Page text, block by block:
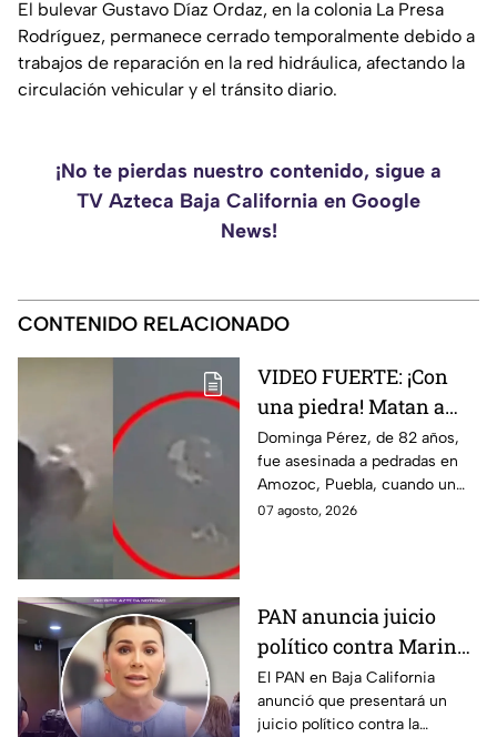
El bulevar Gustavo Díaz Ordaz, en la colonia La Presa
Rodríguez, permanece cerrado temporalmente debido a
trabajos de reparación en la red hidráulica, afectando la
circulación vehicular y el tránsito diario.
¡No te pierdas nuestro contenido, sigue a
TV Azteca Baja California en Google
News!
CONTENIDO RELACIONADO
VIDEO FUERTE: ¡Con
una piedra! Matan a
vendedora de cemitas
de 82 años mientras iba
a su casa
Dominga Pérez, de 82 años,
fue asesinada a pedradas en
Amozoc, Puebla, cuando un
sujeto le robó los 90 pesos
07 agosto, 2026
PAN anuncia juicio
político contra Marina
del Pilar y la fiscal de
Baja California
El PAN en Baja California
anunció que presentará un
juicio político contra la